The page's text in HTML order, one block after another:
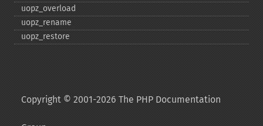
uopz_​overload
uopz_​rename
uopz_​restore
Copyright © 2001-2026 The PHP Documentation